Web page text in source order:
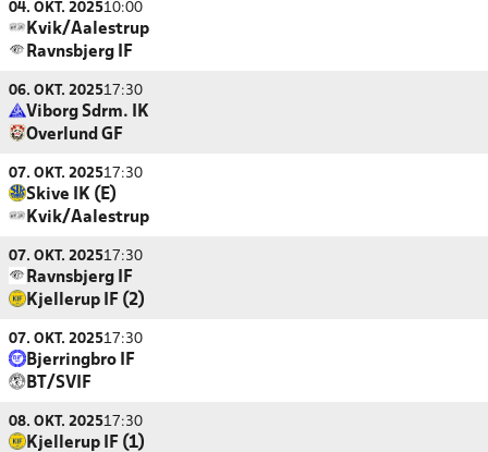
04. OKT. 202510:00
Kvik/Aalestrup
Ravnsbjerg IF
06. OKT. 202517:30
Viborg Sdrm. IK
Overlund GF
07. OKT. 202517:30
Skive IK (E)
Kvik/Aalestrup
07. OKT. 202517:30
Ravnsbjerg IF
Kjellerup IF (2)
07. OKT. 202517:30
Bjerringbro IF
BT/SVIF
08. OKT. 202517:30
Kjellerup IF (1)